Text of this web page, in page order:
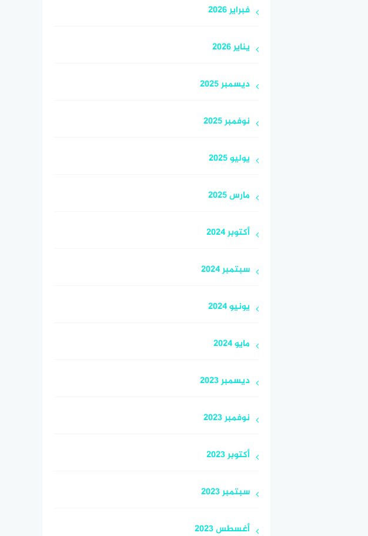
فبراير 2026
يناير 2026
ديسمبر 2025
نوفمبر 2025
يوليو 2025
مارس 2025
أكتوبر 2024
سبتمبر 2024
يونيو 2024
مايو 2024
ديسمبر 2023
نوفمبر 2023
أكتوبر 2023
سبتمبر 2023
أغسطس 2023